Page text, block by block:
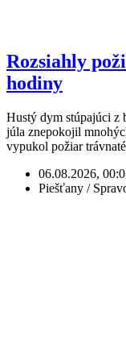
Rozsiahly
hodiny
Hustý dym stúpajúci z
júla znepokojil
vypukol požiar
06.08.2026,
Piešťany /